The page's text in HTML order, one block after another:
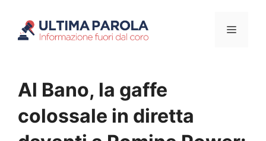
Menu
Al Bano, la gaffe
colossale in diretta